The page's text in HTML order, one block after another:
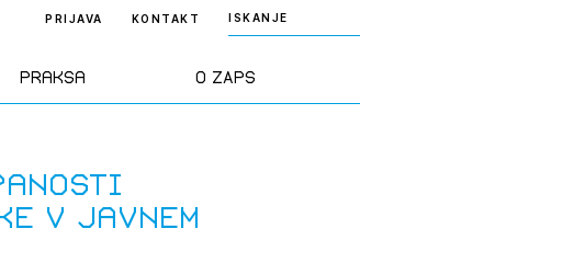
Praksa O ZAPS
PRIJAVA KONTAKT ISKANJE
Pravila stroke Ekipa
v javnem